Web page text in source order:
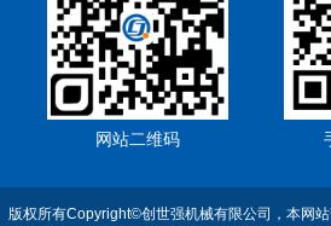
网站二维码
版权所有Copyright©创世强机械有限公司，本网